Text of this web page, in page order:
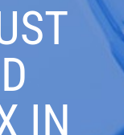
IN